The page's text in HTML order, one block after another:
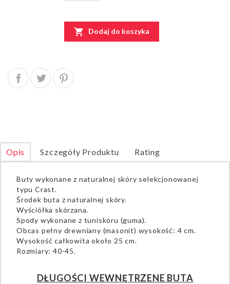
 Dodaj do koszyka
Opis Szczegóły Produktu Rating
Buty wykonane z naturalnej skóry selekcjonowanej
typu Crast.
Środek buta z naturalnej skóry.
Wyściółka skórzana.
Spody wykonane z tuniskóru (guma).
Obcas pełny drewniany (masonit) wysokość: 4 cm.
Wysokość całkowita około 25 cm.
Rozmiary: 40-45.
DŁUGOŚCI WEWNĘTRZENE BUTA